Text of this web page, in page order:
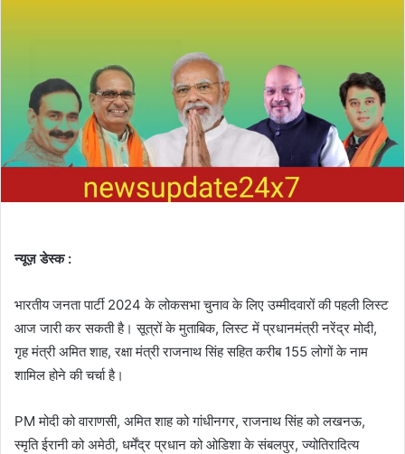
न्यूज़ डेस्क :
भारतीय जनता पार्टी 2024 के लोकसभा चुनाव के लिए उम्मीदवारों की पहली लिस्ट
आज जारी कर सकती है। सूत्रों के मुताबिक, लिस्ट में प्रधानमंत्री नरेंद्र मोदी,
गृह मंत्री अमित शाह, रक्षा मंत्री राजनाथ सिंह सहित करीब 155 लोगों के नाम
शामिल होने की चर्चा है।
PM मोदी को वाराणसी, अमित शाह को गांधीनगर, राजनाथ सिंह को लखनऊ,
स्मृति ईरानी को अमेठी, धर्मेंद्र प्रधान को ओडिशा के संबलपुर, ज्योतिरादित्य